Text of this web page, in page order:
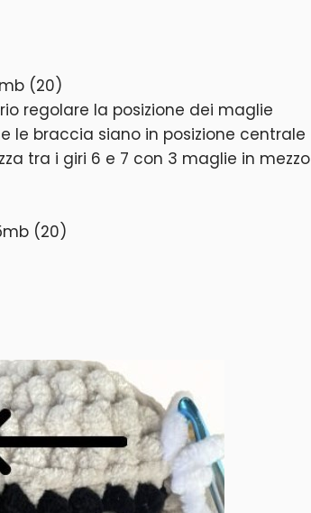
(20)
regolare la posizione dei maglie
le braccia siano in posizione centrale
tra i giri 6 e 7 con 3 maglie in mezzo
(20)